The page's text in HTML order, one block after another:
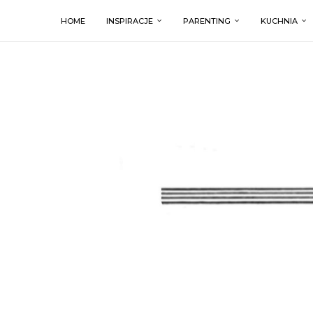
HOME INSPIRACJE PARENTING KUCHNIA